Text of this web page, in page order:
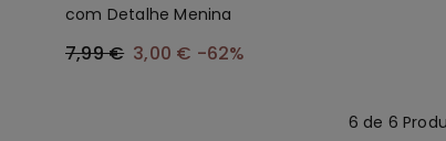
com Detalhe Menina
7,99 € 3,00 € -62%
6 de 6